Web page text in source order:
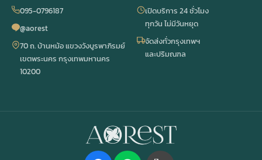
095-0796187
@aorest
70 ถ. บ้านหม้อ แขวงวังบูรพาภิรมย์
เขตพระนคร กรุงเทพมหานคร
10200
เปิดบริการ 24 ชั่วโมง
ทุกวัน ไม่มีวันหยุด
จัดส่งทั่วกรุงเทพฯ
และปริมณฑล